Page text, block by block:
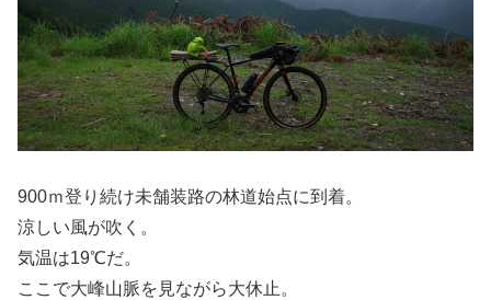
900ｍ登り続け未舗装路の林道始点に到着。
涼しい風が吹く。
気温は19℃だ。
ここで大峰山脈を見ながら大休止。